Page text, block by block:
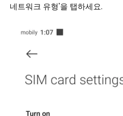
네트워크 유형'을 탭하세요.